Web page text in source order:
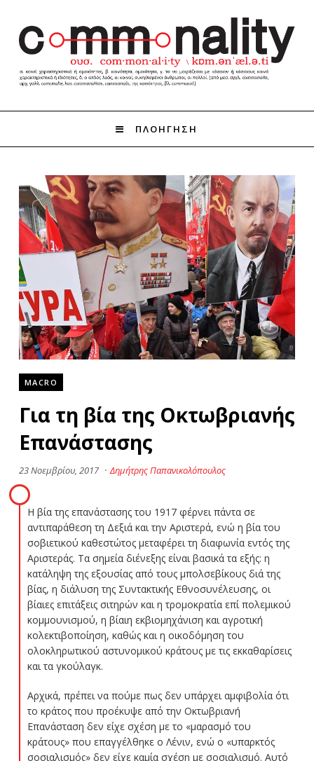
ΠΛΟΗΓΗΣΗ
MACRO
Για τη βία της Oκτωβριανής
Eπανάστασης
23 Νοεμβρίου, 2017 · Δημήτρης Παπανικολόπουλος
Η βία της επανάστασης του 1917 φέρνει πάντα σε
αντιπαράθεση τη Δεξιά και την Αριστερά, ενώ η βία του
σοβιετικού καθεστώτος μεταφέρει τη διαφωνία εντός της
Αριστεράς. Τα σημεία διένεξης είναι βασικά τα εξής: η
κατάληψη της εξουσίας από τους μπολσεβίκους διά της
βίας, η διάλυση της Συντακτικής Εθνοσυνέλευσης, οι
βίαιες επιτάξεις σιτηρών και η τρομοκρατία επί πολεμικού
κομμουνισμού, η βίαιη εκβιομηχάνιση και αγροτική
κολεκτιβοποίηση, καθώς και η οικοδόμηση του
ολοκληρωτικού αστυνομικού κράτους με τις εκκαθαρίσεις
και τα γκούλαγκ.
Αρχικά, πρέπει να πούμε πως δεν υπάρχει αμφιβολία ότι
το κράτος που προέκυψε από την Οκτωβριανή
Επανάσταση δεν είχε σχέση με το «μαρασμό του
κράτους» που επαγγέλθηκε ο Λένιν, ενώ ο «υπαρκτός
σοσιαλισμός» δεν είχε καμία σχέση με σοσιαλισμό. Αυτό